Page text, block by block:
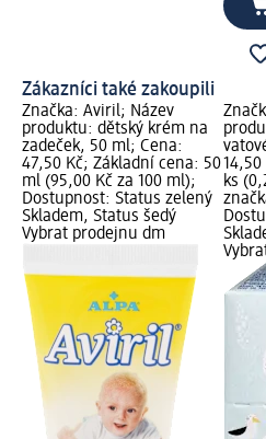
Zákazníci také zakoupili
Značka: Aviril; Název
produktu: dětský krém na
zadeček, 50 ml; Cena:
47,50 Kč; Základní cena: 50
ml (95,00 Kč za 100 ml);
Dostupnost: Status zelený
Skladem, Status šedý
Vybrat prodejnu dm
ks